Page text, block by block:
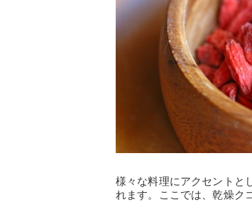
様々な料理にアクセントと
れます。ここでは、乾燥ク